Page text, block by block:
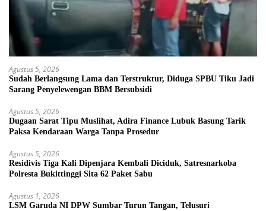
Agustus 5, 2026
Sudah Berlangsung Lama dan Terstruktur, Diduga SPBU Tiku Jadi
Sarang Penyelewengan BBM Bersubsidi
Agustus 5, 2026
Dugaan Sarat Tipu Muslihat, Adira Finance Lubuk Basung Tarik
Paksa Kendaraan Warga Tanpa Prosedur
Agustus 5, 2026
Residivis Tiga Kali Dipenjara Kembali Diciduk, Satresnarkoba
Polresta Bukittinggi Sita 62 Paket Sabu
Agustus 1, 2026
LSM Garuda NI DPW Sumbar Turun Tangan, Telusuri